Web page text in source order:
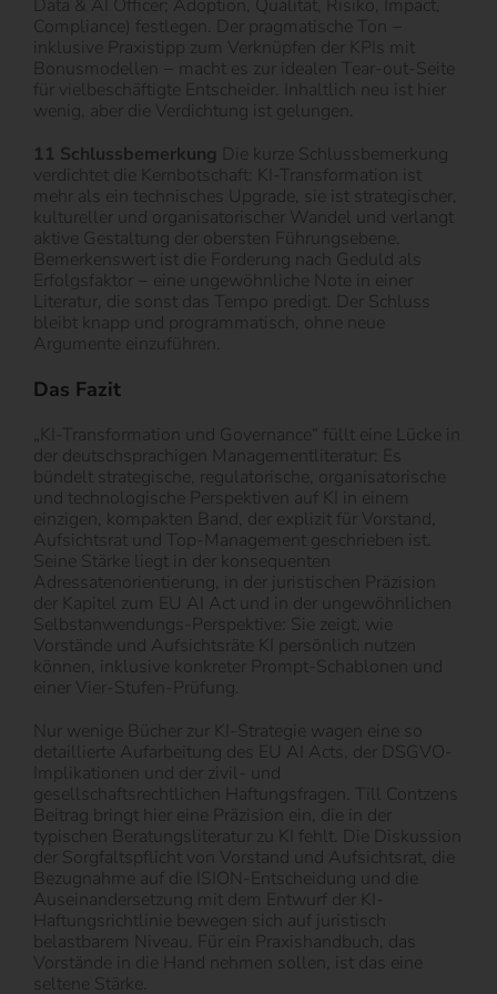
Data & AI Officer; Adoption, Qualität, Risiko, Impact,
Compliance) festlegen. Der pragmatische Ton −
inklusive Praxistipp zum Verknüpfen der KPIs mit
Bonusmodellen − macht es zur idealen Tear-out-Seite
für vielbeschäftigte Entscheider. Inhaltlich neu ist hier
wenig, aber die Verdichtung ist gelungen.
11 Schlussbemerkung Die kurze Schlussbemerkung
verdichtet die Kernbotschaft: KI-Transformation ist
mehr als ein technisches Upgrade, sie ist strategischer,
kultureller und organisatorischer Wandel und verlangt
aktive Gestaltung der obersten Führungsebene.
Bemerkenswert ist die Forderung nach Geduld als
Erfolgsfaktor − eine ungewöhnliche Note in einer
Literatur, die sonst das Tempo predigt. Der Schluss
bleibt knapp und programmatisch, ohne neue
Argumente einzuführen.
Das Fazit
„KI-Transformation und Governance“ füllt eine Lücke in
der deutschsprachigen Managementliteratur: Es
bündelt strategische, regulatorische, organisatorische
und technologische Perspektiven auf KI in einem
einzigen, kompakten Band, der explizit für Vorstand,
Aufsichtsrat und Top-Management geschrieben ist.
Seine Stärke liegt in der konsequenten
Adressatenorientierung, in der juristischen Präzision
der Kapitel zum EU AI Act und in der ungewöhnlichen
Selbstanwendungs-Perspektive: Sie zeigt, wie
Vorstände und Aufsichtsräte KI persönlich nutzen
können, inklusive konkreter Prompt-Schablonen und
einer Vier-Stufen-Prüfung.
Nur wenige Bücher zur KI-Strategie wagen eine so
detaillierte Aufarbeitung des EU AI Acts, der DSGVO-
Implikationen und der zivil- und
gesellschaftsrechtlichen Haftungsfragen. Till Contzens
Beitrag bringt hier eine Präzision ein, die in der
typischen Beratungsliteratur zu KI fehlt. Die Diskussion
der Sorgfaltspflicht von Vorstand und Aufsichtsrat, die
Bezugnahme auf die ISION-Entscheidung und die
Auseinandersetzung mit dem Entwurf der KI-
Haftungsrichtlinie bewegen sich auf juristisch
belastbarem Niveau. Für ein Praxishandbuch, das
Vorstände in die Hand nehmen sollen, ist das eine
seltene Stärke.